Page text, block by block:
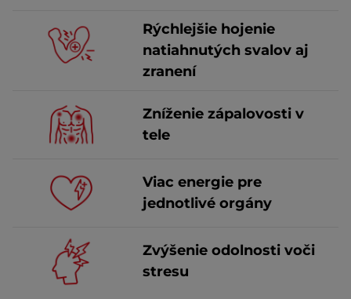
Rýchlejšie hojenie
natiahnutých svalov aj
zranení
Zníženie zápalovosti v
tele
Viac energie pre
jednotlivé orgány
Zvýšenie odolnosti voči
stresu